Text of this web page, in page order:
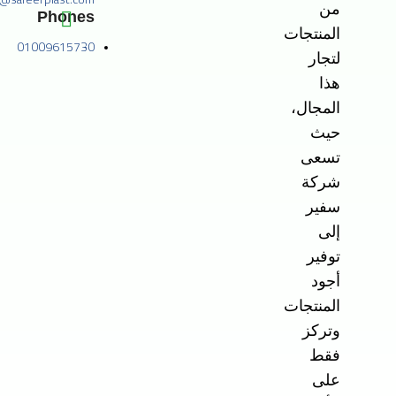
من
المنتجات
لتجار
هذا
المجال،
حيث
تسعى
شركة
سفير
إلى
توفير
أجود
المنتجات
وتركز
فقط
على
Phones
01009615730